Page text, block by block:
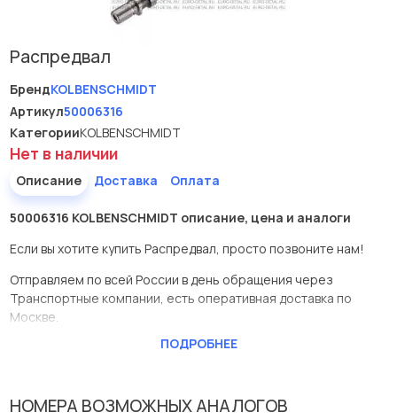
Распредвал
БрендKOLBENSCHMIDT
Артикул50006316
КатегорииKOLBENSCHMIDT
Нет в наличии
Описание Доставка Оплата
50006316 KOLBENSCHMIDT описание, цена и аналоги
Если вы хотите купить Распредвал, просто позвоните нам!
Отправляем по всей России в день обращения через
Транспортные компании, есть оперативная доставка по
Москве.
Эта запчасть представлена по производителю
У данной детали есть аналоги с номерами, убедитесь сами.
ПОДРОБНЕЕ
НОМЕРА ВОЗМОЖНЫХ АНАЛОГОВ